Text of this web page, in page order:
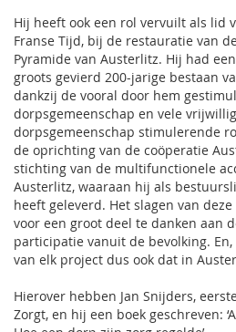
Hij heeft ook een rol vervuilt als lid
Franse Tijd, bij de restauratie van
Pyramide van Austerlitz. Hij had
groots gevierd 200-jarige bestaan
dankzij de vooral door hem
dorpsgemeenschap en vele
dorpsgemeenschap stimulerende
de oprichting van de coöperatie
stichting van de multifunctionele
Austerlitz, waaraan hij als
heeft geleverd. Het slagen van
voor een groot deel te danken aan
participatie vanuit de bevolking.
van elk project dus ook dat in
Hierover hebben Jan Snijders,
Zorgt, en hij een boek geschreven: